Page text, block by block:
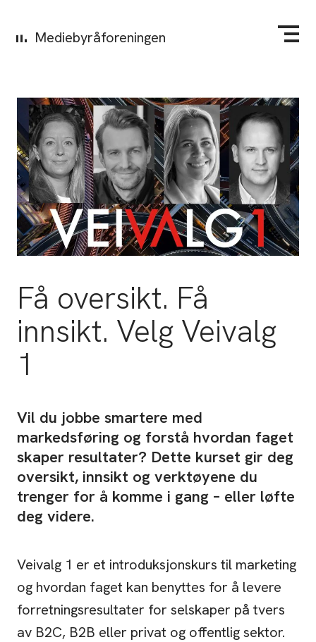
Mediebyråforeningen
Få oversikt. Få
innsikt. Velg Veivalg
1
Vil du jobbe smartere med
markedsføring og forstå hvordan faget
skaper resultater? Dette kurset gir deg
oversikt, innsikt og verktøyene du
trenger for å komme i gang – eller løfte
deg videre.
Veivalg 1 er et introduksjonskurs til marketing
og hvordan faget kan benyttes for å levere
forretningsresultater for selskaper på tvers
av B2C, B2B eller privat og offentlig sektor.